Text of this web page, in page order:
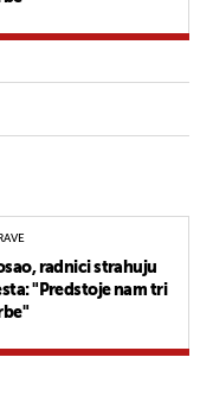
radnici strahuju
"Predstoje nam tri